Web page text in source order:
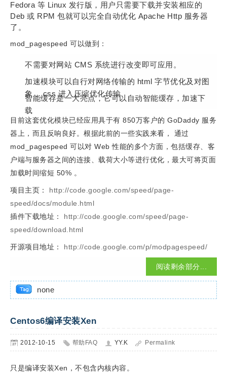
Fedora 等 Linux 发行版，用户只需要下载并安装相应的
Deb 或 RPM 包就可以完全自动优化 Apache Http 服务器
了。
mod_pagespeed 可以做到：
不需要对网站 CMS 系统进行改变即可应用。
加速模块可以自行对网络传输的 html 字节优化及对图
象 、css 进入压缩优化传输
智能缓存是一大亮点，它可以自动智能缓存，加速下
载
目前这套优化模块已经应用具于有 850万客户的 GoDaddy 服务
器上，而且反响良好。根据此前的一些实践来看， 通过
mod_pagespeed 可以对 Web 性能的多个方面，包括缓存、客
户端与服务器之间的连接、载荷大小等进行优化，最大可将页面
加载时间缩短 50% 。
项目主页：
http://code.google.com/speed/page-
speed/docs/module.html
插件下载地址： http://code.google.com/speed/page-
speed/download.html
开源项目地址： http://code.google.com/p/modpagespeed/
阅读剩余部分...
none
Centos6编译安装Xen
2012-10-15 帮助FAQ YY.K Permalink
只是编译安装Xen，不包含内核内容。